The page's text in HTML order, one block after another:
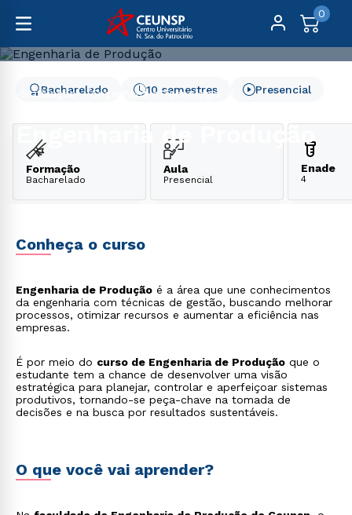
0
Graduação
Engenharia e Tecnologia
Engenharia de Produção
10 semestres
Bacharelado Presencial
Formação
Bacharelado
Aula
Presencial
Enade
4
Conheça o curso
Engenharia de Produção é a área que une conhecimentos
da engenharia com técnicas de gestão, buscando melhorar
processos, otimizar recursos e aumentar a eficiência nas
empresas.
É por meio do curso de Engenharia de Produção que o
estudante tem a chance de desenvolver uma visão
estratégica para planejar, controlar e aperfeiçoar sistemas
produtivos, tornando-se peça-chave na tomada de
decisões e na busca por resultados sustentáveis.
O que você vai aprender?